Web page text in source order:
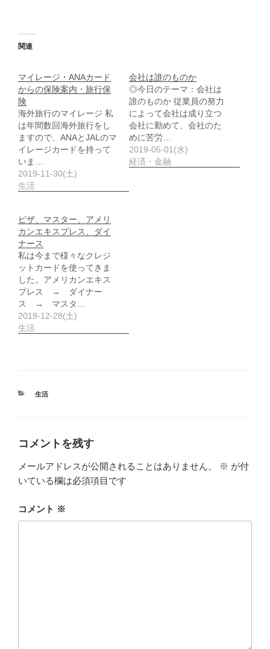
関連
マイレージ・ANAカード
からの保険案内・旅行保
険
海外旅行のマイレージ 私
は年間数回海外旅行をし
ますので、ANAとJALのマ
イレージカードを持って
いま…
2019-11-30(土)
生活
会社は誰のものか
◎今日のテーマ：会社は
誰のものか 従業員の努力
によって会社は成り立つ
会社に勤めて、会社のた
めに苦労…
2019-05-01(水)
経済・金融
ビザ、マスター、アメリ
カンエキスプレス、ダイ
ナース
私は今まで様々なクレジ
ットカードを使ってきま
した。アメリカンエキス
プレス → ダイナー
ス → マスタ…
2019-12-28(土)
生活
カ
生活
コメントを残す
メールアドレスが公開されることはありません。 ※ が付
いている欄は必須項目です
コメント ※